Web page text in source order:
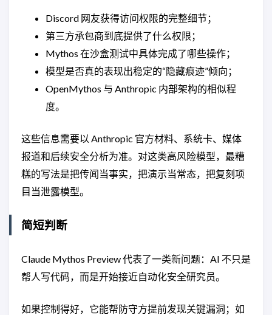
Discord 网友获得访问权限的完整细节；
第三方承包商到底提供了什么权限；
Mythos 在沙盒测试中具体完成了哪些操作；
模型是否真的表现出稳定的“隐藏痕迹”倾向；
OpenMythos 与 Anthropic 内部架构的相似程
度。
这些信息需要以 Anthropic 官方材料、系统卡、媒体
报道和后续安全分析为准。对这类高风险模型，最糟
糕的写法是把传闻当事实，把演示当常态，把复刻项
目当泄露模型。
简短判断
Claude Mythos Preview 代表了一类新问题：AI 不只是
帮人写代码，而是开始接近自动化安全研究员。
如果控制得好，它能帮防守方提前发现关键漏洞；如